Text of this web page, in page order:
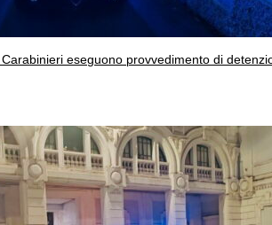
I Carabinieri eseguono provvedimento di